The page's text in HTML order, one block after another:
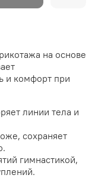
на основе
и комфорт при
линии тела и
сохраняет
гимнастикой,